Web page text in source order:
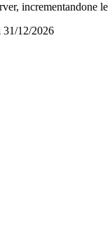
incrementandone
31/12/2026